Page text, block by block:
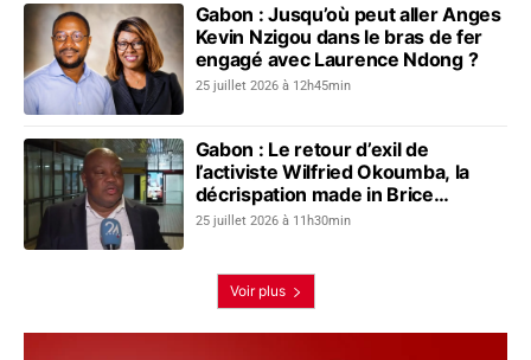
Gabon : Jusqu’où peut aller Anges
Kevin Nzigou dans le bras de fer
engagé avec Laurence Ndong ?
25 juillet 2026 à 12h45min
Gabon : Le retour d’exil de
l’activiste Wilfried Okoumba, la
décrispation made in Brice
Clotaire Oligui Nguema
25 juillet 2026 à 11h30min
Voir plus